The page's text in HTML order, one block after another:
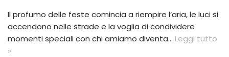
Il profumo delle feste comincia a riempire l’aria, le luci si
accendono nelle strade e la voglia di condividere
momenti speciali con chi amiamo diventa… Leggi tutto
»